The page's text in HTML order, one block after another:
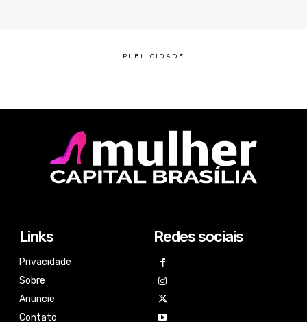
Links
Privacidade
Sobre
Anuncie
Contato
Redes sociais